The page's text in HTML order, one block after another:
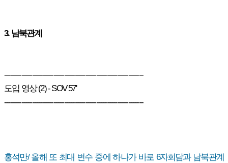
3. 남북관계
-----------------------------------------------------------------
도입 영상 (2) - SOV 57'
-----------------------------------------------------------------
홍석만/ 올해 또 최대 변수 중에 하나가 바로 6자회담과 남북관계